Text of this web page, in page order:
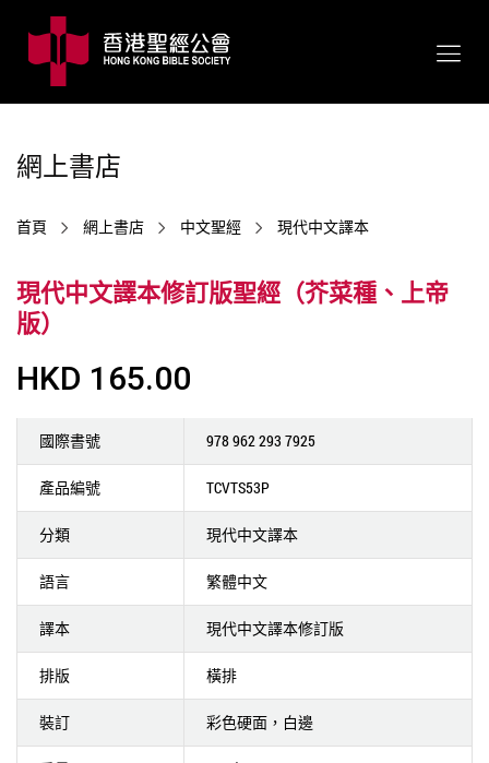
網上書店
首頁 網上書店 中文聖經 現代中文譯本
現代中文譯本修訂版聖經（芥菜種、上帝
版）
HKD 165.00
國際書號 978 962 293 7925
產品編號 TCVTS53P
分類 現代中文譯本
語言 繁體中文
譯本 現代中文譯本修訂版
排版 橫排
裝訂 彩色硬面，白邊